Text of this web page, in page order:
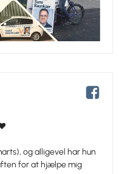
og alligevel har hun
for at hjælpe mig